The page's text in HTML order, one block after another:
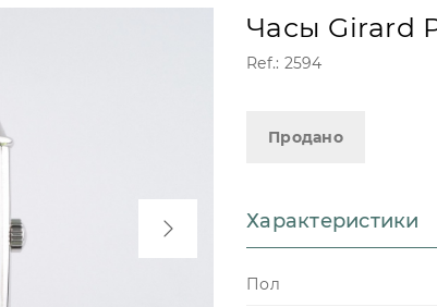
Часы Girard
Ref.: 2594
Продано
Характеристики
Пол